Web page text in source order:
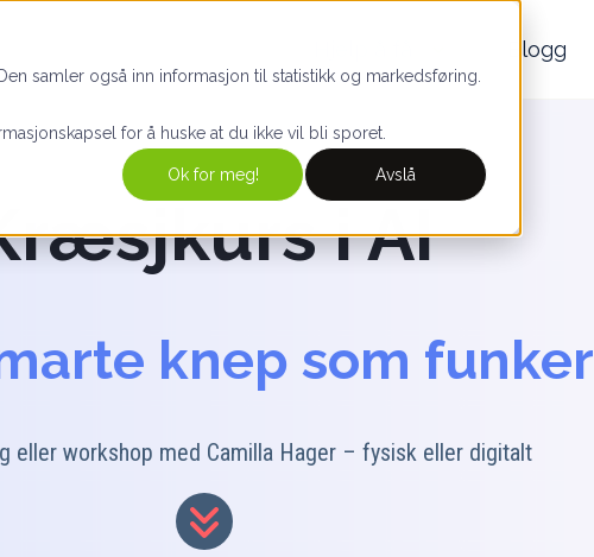
samler også inn informasjon til statistikk og markedsføring.
for å huske at du ikke vil bli sporet.
Ok for meg! Avslå
Blogg
i AI
knep som funker
eller workshop med Camilla Hager – fysisk eller digitalt